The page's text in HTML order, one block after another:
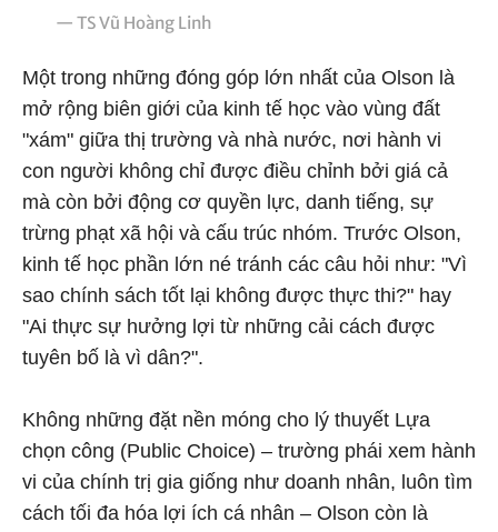
— TS Vũ Hoàng Linh
Một trong những đóng góp lớn nhất của Olson là
mở rộng biên giới của kinh tế học vào vùng đất
"xám" giữa thị trường và nhà nước, nơi hành vi
con người không chỉ được điều chỉnh bởi giá cả
mà còn bởi động cơ quyền lực, danh tiếng, sự
trừng phạt xã hội và cấu trúc nhóm. Trước Olson,
kinh tế học phần lớn né tránh các câu hỏi như: "Vì
sao chính sách tốt lại không được thực thi?" hay
"Ai thực sự hưởng lợi từ những cải cách được
tuyên bố là vì dân?".
Không những đặt nền móng cho lý thuyết Lựa
chọn công (Public Choice) – trường phái xem hành
vi của chính trị gia giống như doanh nhân, luôn tìm
cách tối đa hóa lợi ích cá nhân – Olson còn là